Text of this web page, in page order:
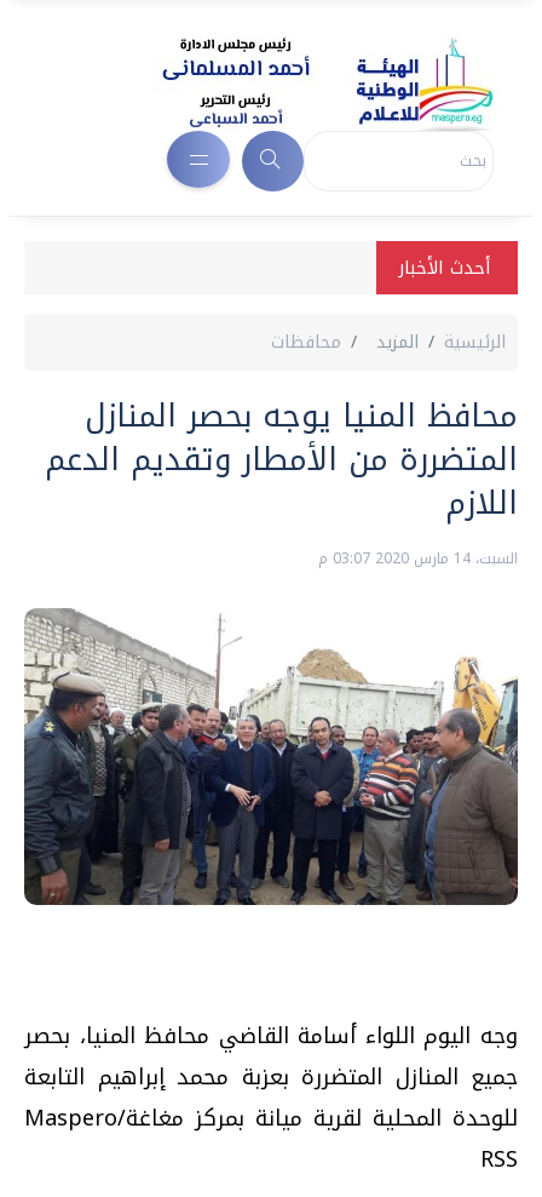
أحدث الأخبار
الرئيسية المزيد محافظات
محافظ المنيا يوجه بحصر المنازل
المتضررة من الأمطار وتقديم الدعم
اللازم
السبت، 14 مارس 2020 03:07 م
وجه اليوم اللواء أسامة القاضي محافظ المنيا، بحصر
جميع المنازل المتضررة بعزبة محمد إبراهيم التابعة
للوحدة المحلية لقرية ميانة بمركز مغاغة/Maspero
RSS